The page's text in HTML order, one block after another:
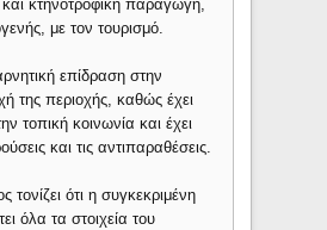
και κτηνοτροφική παραγωγή,
με τον τουρισμό.
επίδραση στην
της περιοχής, καθώς έχει
τοπική κοινωνία και έχει
και τις αντιπαραθέσεις.
ότι η συγκεκριμένη
όλα τα στοιχεία του